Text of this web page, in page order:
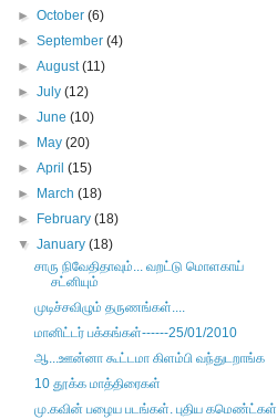
►October(6)
►September(4)
►August(11)
►July(12)
►June(10)
►
May(20)
►April(15)
►
March(18)
►
February(18)
▼January(18)
சாரு நிவேதிதாவும்... வறட்டு மொளகாய்
சட்னியும்
முடிச்சவிழும் தருணங்கள்....
மானிட்டர் பக்கங்கள்------25/01/2010
ஆ...ஊன்னா கூட்டமா கிளம்பி வந்துடறாங்க
10 தூக்க மாத்திரைகள்
மு.கவின் பழைய படங்கள். புதிய கமெண்ட்கள்